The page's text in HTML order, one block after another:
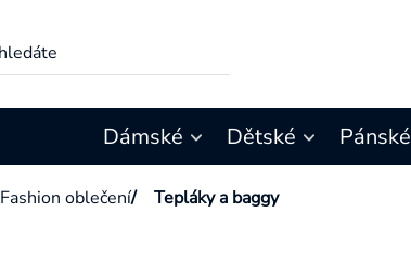
Dámské Dětské Pánské
Fashion oblečení/ Tepláky a baggy